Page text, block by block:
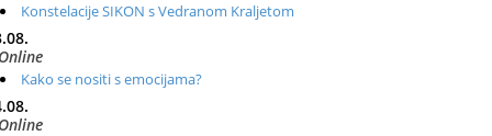
Konstelacije SIKON s Vedranom Kraljetom
Online
Kako se nositi s emocijama?
Online